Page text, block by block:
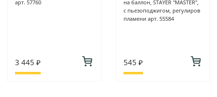
арт. 57760
3 445 ₽
на баллон, STAYER "MASTER",
с пьезоподжигом, регулиров
пламени арт. 55584
545 ₽